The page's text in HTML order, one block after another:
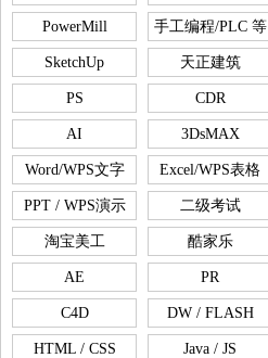
PowerMill 手工编程/PLC 等
SketchUp 天正建筑
PS CDR
AI 3DsMAX
Word/WPS文字 Excel/WPS表格
PPT / WPS演示 二级考试
淘宝美工 酷家乐
AE PR
C4D DW / FLASH
HTML / CSS Java / JS